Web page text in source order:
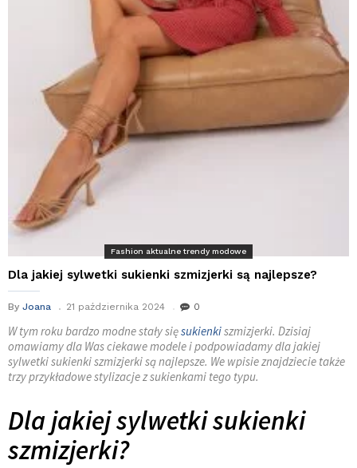
Fashion aktualne trendy modowe
Dla jakiej sylwetki sukienki szmizjerki są najlepsze?
By Joana 21 października 2024 0
W tym roku bardzo modne stały sięsukienkiszmizjerki. Dzisiaj
omawiamy dla Was ciekawe modele i podpowiadamy dla jakiej
sylwetki sukienki szmizjerki są najlepsze. We wpisie znajdziecie także
trzy przykładowe stylizacje z sukienkami tego typu.
Dla jakiej sylwetki sukienki
szmizjerki?